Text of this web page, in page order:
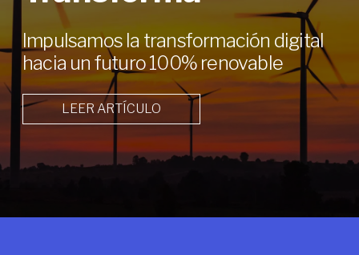
Impulsamos la transformación digital
hacia un futuro 100% renovable
LEER ARTÍCULO